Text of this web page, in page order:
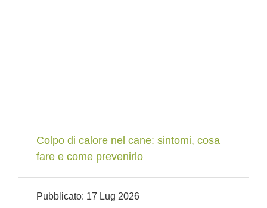
Colpo di calore nel cane: sintomi, cosa
fare e come prevenirlo
Pubblicato: 17 Lug 2026